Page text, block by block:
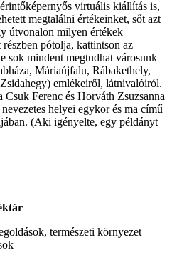
virtuális kiállítás is,
megtalálni értékeinket, sőt azt
útvonalon milyen értékek
pótolja, kattintson az
sok mindent megtudhat városunk
Máriaújfalu, Rábakethely,
emlékeiről, látnivalóiról.
Ferenc és Horváth Zsuzsanna
helyei egykor és ma című
(Aki igényelte, egy példányt
természeti környezet